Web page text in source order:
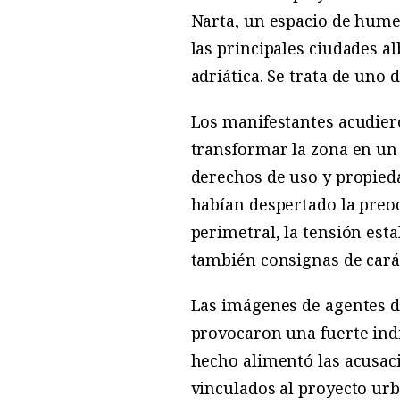
Narta, un espacio de
las principales ciudades
adriática. Se trata de uno
Los manifestantes
transformar la zona en
derechos de uso y
habían despertado la
perimetral, la tensión
también consignas de
Las imágenes de agentes
provocaron una fuerte
hecho alimentó las
vinculados al proyecto